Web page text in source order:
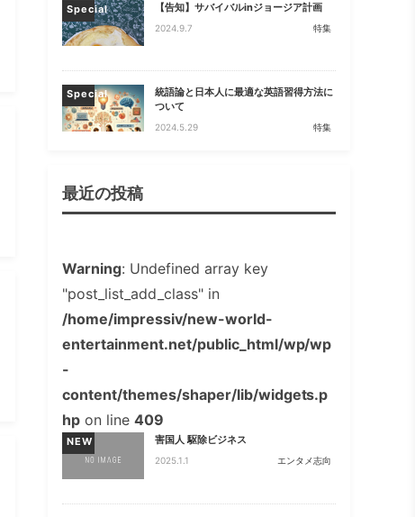
Special 【告知】サバイバルinジョージア計画
2024.9.7 特集
Special
統語論と日本人に最適な英語習得方法に
ついて
2024.5.29 特集
最近の投稿
Warning: Undefined array key
"post_list_add_class" in
/home/impressiv/new-world-
entertainment.net/public_html/wp/wp
-
content/themes/shaper/lib/widgets.p
hpon line 409
NEW 害国人 駆除ビジネス
2025.1.1 エンタメ志向